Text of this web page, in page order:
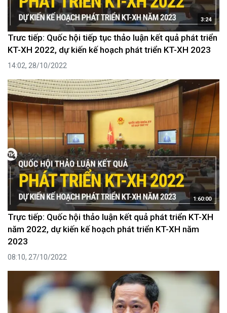
3:24
Trưc tiếp: Quốc hội tiếp tục thảo luận kết quả phát triển
KT-XH 2022, dự kiến kế hoạch phát triển KT-XH 2023
14:02, 28/10/2022
1:60:00
Trực tiếp: Quốc hội thảo luận kết quả phát triển KT-XH
năm 2022, dự kiến kế hoạch phát triển KT-XH năm
2023
08:10, 27/10/2022